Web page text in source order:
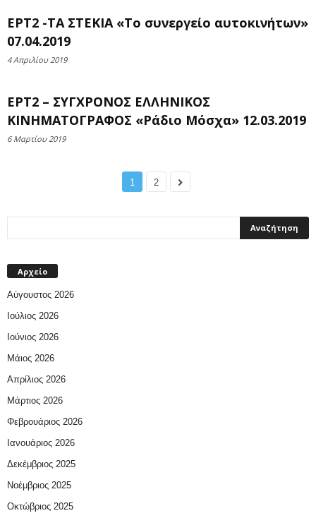
ΕΡΤ2 -ΤΑ ΣΤΕΚΙΑ «Το συνεργείο αυτοκινήτων»
07.04.2019
4 Απριλίου 2019
ΕΡΤ2 – ΣΥΓΧΡΟΝΟΣ ΕΛΛΗΝΙΚΟΣ
ΚΙΝΗΜΑΤΟΓΡΑΦΟΣ «Ράδιο Μόσχα» 12.03.2019
6 Μαρτίου 2019
1 2
Αρχείο
Αύγουστος 2026
Ιούλιος 2026
Ιούνιος 2026
Μάιος 2026
Απρίλιος 2026
Μάρτιος 2026
Φεβρουάριος 2026
Ιανουάριος 2026
Δεκέμβριος 2025
Νοέμβριος 2025
Οκτώβριος 2025